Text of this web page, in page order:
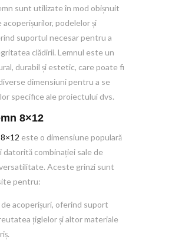
sunt utilizate în mod obișnuit
podelelor și
suportul necesar pentru a
clădirii. Lemnul este un
durabil și estetic, care poate fi
dimensiuni pentru a se
specifice ale proiectului dvs.
8×12
este o dimensiune populară
combinației sale de
Aceste grinzi sunt
pentru:
acoperișuri, oferind suport
țiglelor și altor materiale